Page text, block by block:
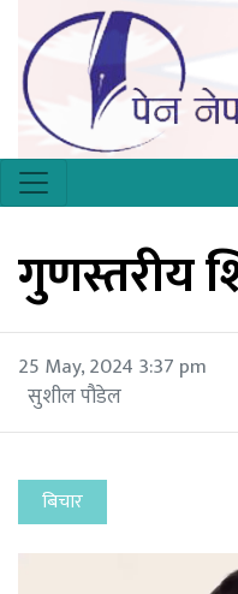
गुणस्तरीय
25 May, 2024 3:37 pm
सुशील पौडेल
बिचार